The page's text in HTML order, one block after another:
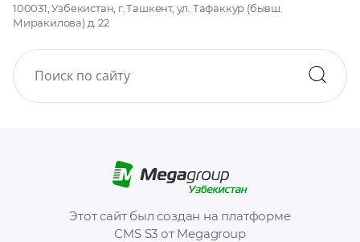
Этот сайт был создан на платформе
CMS S3 от Megagroup
100031, Узбекистан, г. Ташкент, ул. Тафаккур (бывш.
Миракилова) д. 22